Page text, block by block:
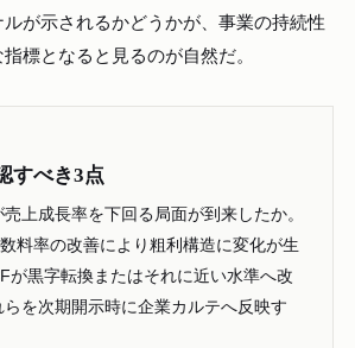
が示されるかどうかが、事業の持続性
標となると見るのが自然だ。
すべき3点
上成長率を下回る局面が到来したか。
料率の改善により粗利構造に変化が生
が黒字転換またはそれに近い水準へ改
を次期開示時に企業カルテへ反映す